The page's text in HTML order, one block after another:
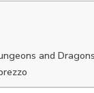
and